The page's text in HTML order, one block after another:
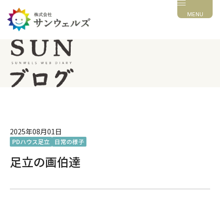
MENU
2025年08月01日
PDハウス足立 日常の様子
足立の画伯達